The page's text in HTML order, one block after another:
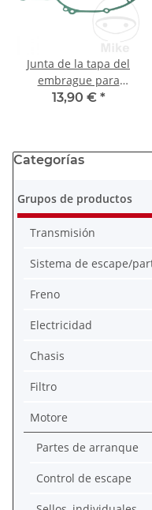
Junta de la tapa del
embrague para
Kawasaki H2 750 Mach 4
13,90 € *
Categorías
Grupos de productos
Transmisión
Sistema de escape/
Freno
Electricidad
Chasis
Filtro
Motore
Partes de arranque
Control de escape